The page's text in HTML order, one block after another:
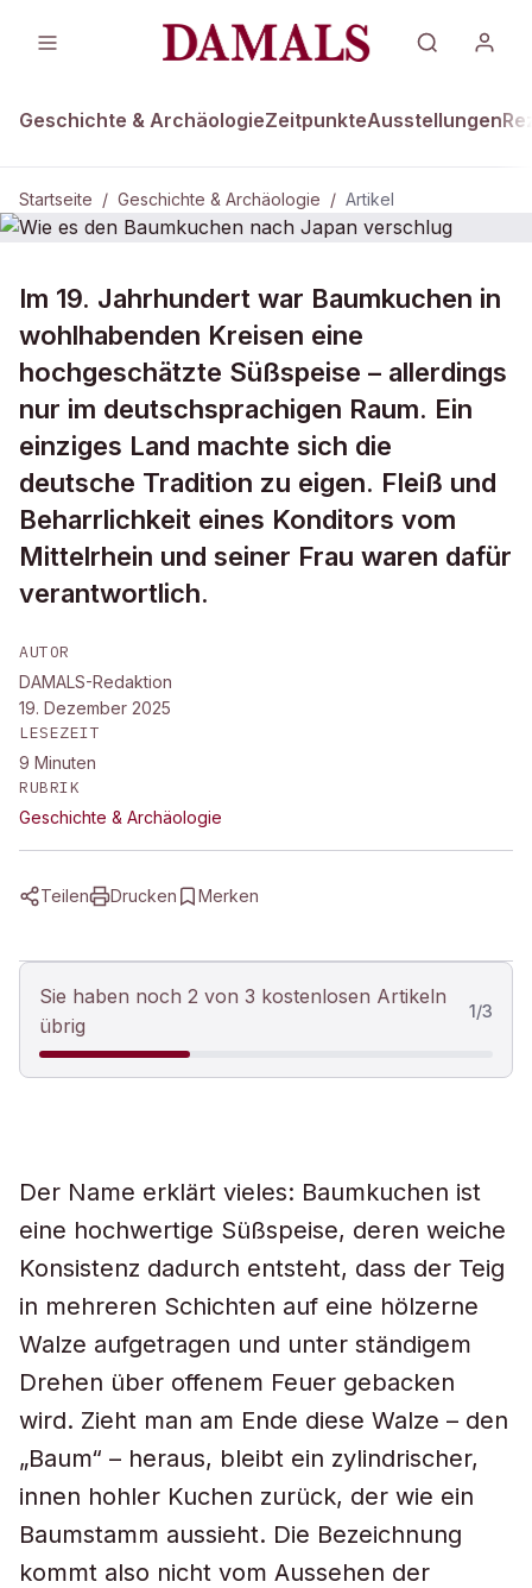
Geschichte & ArchäologieZeitpunkteAusstellungen
Startseite / Geschichte & Archäologie / Artikel
GESCHICHTE & ARCHÄOLOGIE
Wie es den Baumkuchen nach
Japan verschlug
Im 19. Jahrhundert war Baumkuchen in
wohlhabenden Kreisen eine
hochgeschätzte Süßspeise – allerdings
nur im deutschsprachigen Raum. Ein
einziges Land machte sich die
deutsche Tradition zu eigen. Fleiß und
Beharrlichkeit eines Konditors vom
Mittelrhein und seiner Frau waren dafür
verantwortlich.
AUTOR
DAMALS-Redaktion
19. Dezember 2025
LESEZEIT
9 Minuten
RUBRIK
Geschichte & Archäologie
Teilen Drucken Merken
Sie haben noch 2 von 3 kostenlosen Artikeln
übrig
1/3
Der Name erklärt vieles: Baumkuchen ist
eine hochwertige Süßspeise, deren weiche
Konsistenz dadurch entsteht, dass der Teig
in mehreren Schichten auf eine hölzerne
Walze aufgetragen und unter ständigem
Drehen über offenem Feuer gebacken
wird. Zieht man am Ende diese Walze – den
„Baum“ – heraus, bleibt ein zylindrischer,
innen hohler Kuchen zurück, der wie ein
Baumstamm aussieht. Die Bezeichnung
kommt also nicht vom Aussehen der